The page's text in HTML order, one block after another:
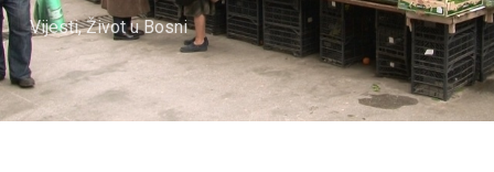
Vijesti,Život u Bosni